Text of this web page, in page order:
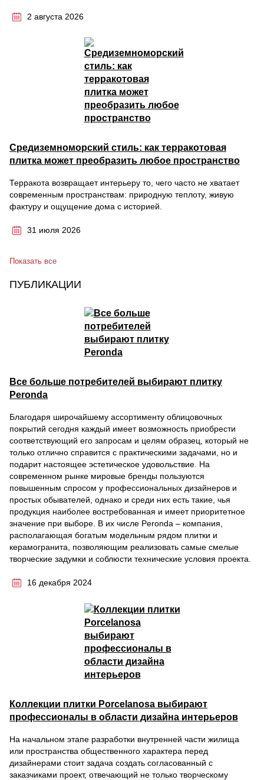
2 августа 2026
Средиземноморский стиль: как терракотовая
плитка может преобразить любое пространство
Терракота возвращает интерьеру то, чего часто не хватает
современным пространствам: природную теплоту, живую
фактуру и ощущение дома с историей.
31 июля 2026
Показать все
ПУБЛИКАЦИИ
Все больше потребителей выбирают плитку
Peronda
Благодаря широчайшему ассортименту облицовочных
покрытий сегодня каждый имеет возможность приобрести
соответствующий его запросам и целям образец, который не
только отлично справится с практическими задачами, но и
подарит настоящее эстетическое удовольствие. На
современном рынке мировые бренды пользуются
повышенным спросом у профессиональных дизайнеров и
простых обывателей, однако и среди них есть такие, чья
продукция наиболее востребованная и имеет приоритетное
значение при выборе. В их числе Peronda – компания,
располагающая богатым модельным рядом плитки и
керамогранита, позволяющим реализовать самые смелые
творческие задумки и соблюсти технические условия проекта.
16 декабря 2024
Коллекции плитки Porcelanosa выбирают
профессионалы в области дизайна интерьеров
На начальном этапе разработки внутренней части жилища
или пространства общественного характера перед
дизайнерами стоит задача создать согласованный с
заказчиками проект, отвечающий не только творческому